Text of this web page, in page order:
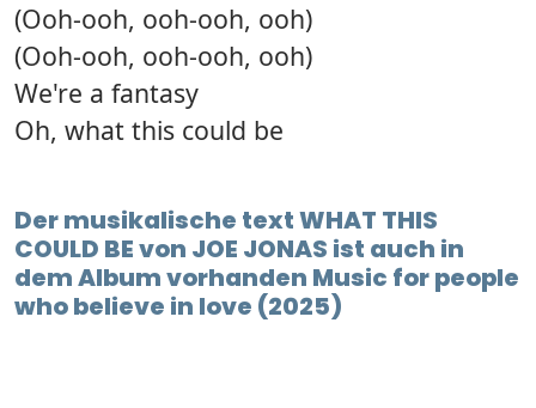
(Ooh-ooh, ooh-ooh, ooh)
(Ooh-ooh, ooh-ooh, ooh)
We're a fantasy
Oh, what this could be
Der musikalische text WHAT THIS
COULD BE von JOE JONAS ist auch in
dem Album vorhanden Music for people
who believe in love (2025)